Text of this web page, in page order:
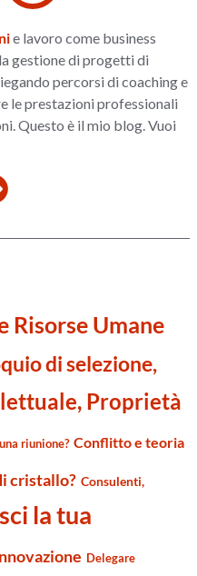
e lavoro come business
gestione di progetti di
percorsi di coaching e
le prestazioni professionali
Questo è il mio blog. Vuoi
Risorse Umane
di selezione,
Proprietà
riunione? Conflitto e teoria
cristallo? Consulenti,
la tua
Delegare